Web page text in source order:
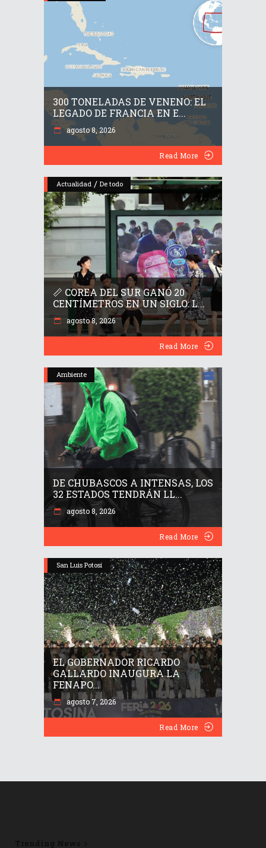
300 TONELADAS DE VENENO: EL
LEGADO DE FRANCIA EN E...
agosto 8, 2026
Read More
Actualidad / De todo
📏 COREA DEL SUR GANÓ 20
CENTÍMETROS EN UN SIGLO: L...
agosto 8, 2026
Read More
Ambiente
DE CHUBASCOS A INTENSAS, LOS
32 ESTADOS TENDRÁN LL...
agosto 8, 2026
Read More
San Luis Potosí
EL GOBERNADOR RICARDO
GALLARDO INAUGURA LA
FENAPO...
agosto 7, 2026
Read More